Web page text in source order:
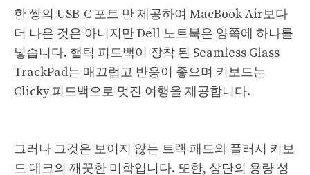
한 쌍의 USB-C 포트 만 제공하여 MacBook Air보다
더 나은 것은 아니지만 Dell 노트북은 양쪽에 하나를
넣습니다. 햅틱 피드백이 장착 된 Seamless Glass
TrackPad는 매끄럽고 반응이 좋으며 키보드는
Clicky 피드백으로 멋진 여행을 제공합니다.
그러나 그것은 보이지 않는 트랙 패드와 플러시 키보
드 데크의 깨끗한 미학입니다. 또한, 상단의 용량 성